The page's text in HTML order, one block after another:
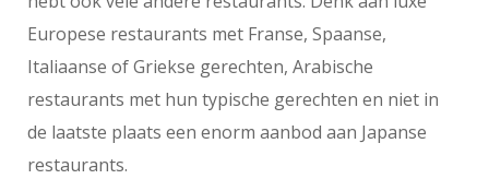
Europese restaurants met Franse, Spaanse,
Italiaanse of Griekse gerechten, Arabische
restaurants met hun typische gerechten en niet in
de laatste plaats een enorm aanbod aan Japanse
restaurants.